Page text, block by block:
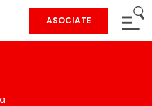
ASOCIATE